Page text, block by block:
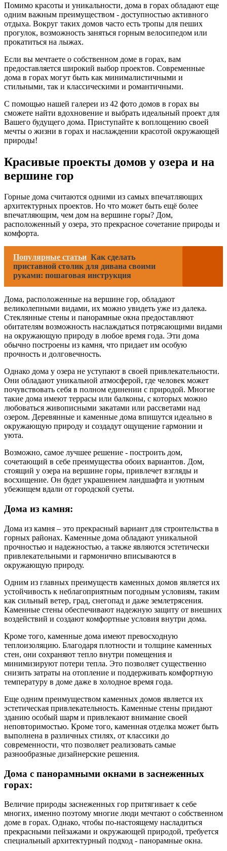
Помимо красоты и уникальности, дома в горах обладают еще
одним важным преимуществом - доступностью активного
отдыха. Вокруг таких домов часто есть тропы для пеших
прогулок, возможность заняться горным велосипедом или
прокатиться на лыжах.
Если вы мечтаете о собственном доме в горах, вам
предоставляется широкий выбор проектов. Современные
дома в горах могут быть как минималистичными и
стильными, так и классическими и романтичными.
С помощью нашей галереи из 42 фото домов в горах вы
сможете найти вдохновение и выбрать идеальный проект для
Вашего будущего дома. Приступайте к воплощению своей
мечты о жизни в горах и наслаждении красотой окружающей
природы!
Красивые проекты домов у озера и на
вершине гор
Горные дома считаются одними из самых впечатляющих
архитектурных проектов. Но что может быть ещё более
впечатляющим, чем дом на вершине горы? Дом,
расположенный у озера, это прекрасное сочетание природы и
комфорта.
Популярные статьи Как сделать
приставной столик для дивана своими
руками: пошаговая инструкция
Дома, расположенные на вершине гор, обладают
великолепными видами, их можно увидеть уже из далека.
Стеклянные стены и панорамные окна предоставляют
обитателям возможность наслаждаться потрясающими видами
на окружающую природу в любое время года. Эти дома
обычно построены из камня, что придает им особую
прочность и долговечность.
Однако дома у озера не уступают в своей привлекательности.
Они обладают уникальной атмосферой, где человек может
почувствовать себя в полном единении с природой. Многие
такие дома имеют террасы или балконы, с которых можно
любоваться живописными закатами или рассветами над
озером. Деревянные и каменные дома впишутся идеально в
окружающую природу и создадут ощущение гармонии и
уюта.
Возможно, самое лучшее решение - построить дом,
сочетающий в себе преимущества обоих вариантов. Дом,
стоящий у озера на вершине горы, привлечет взгляды и
восхищение. Он будет украшением ландшафта и уютным
убежищем вдали от городской суеты.
Дома из камня:
Дома из камня – это прекрасный вариант для строительства в
горных районах. Каменные дома обладают уникальной
прочностью и надежностью, а также являются эстетически
привлекательными и гармонично вписываются в
окружающую природу.
Одним из главных преимуществ каменных домов является их
устойчивость к неблагоприятным погодным условиям, таким
как сильный ветер, град, снегопад и даже землетрясения.
Каменные стены обеспечивают надежную защиту от внешних
воздействий и создают комфортные условия внутри дома.
Кроме того, каменные дома имеют превосходную
теплоизоляцию. Благодаря плотности и толщине каменных
стен, они сохраняют тепло внутри помещения и
минимизируют потери тепла. Это позволяет существенно
снизить затраты на отопление и поддерживать комфортную
температуру в доме даже в холодное время года.
Еще одним преимуществом каменных домов является их
эстетическая привлекательность. Каменные стены придают
зданию особый шарм и привлекают внимание своей
неповторимостью. Кроме того, каменная отделка может быть
выполнена в различных стилях, от классики до
современности, что позволяет реализовать самые
разнообразные дизайнерские решения.
Дома с панорамными окнами в заснеженных
горах:
Величие природы заснеженных гор притягивает к себе
многих, именно поэтому многие люди мечтают о собственном
доме в горах. Однако, чтобы по-настоящему насладиться
прекрасными пейзажами и окружающей природой, требуется
специальный архитектурный подход - панорамные окна.